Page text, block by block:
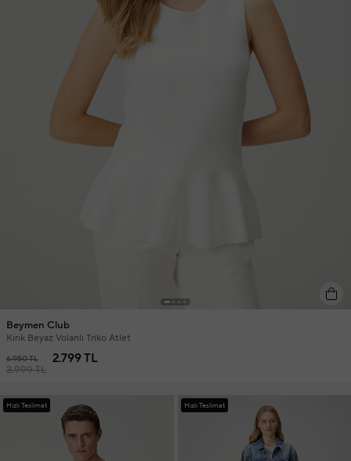
Beymen Club
Kırık Beyaz Volanlı Triko Atlet
6.950 TL
3.999 TL
2.799 TL
Hızlı Teslimat Hızlı Teslimat